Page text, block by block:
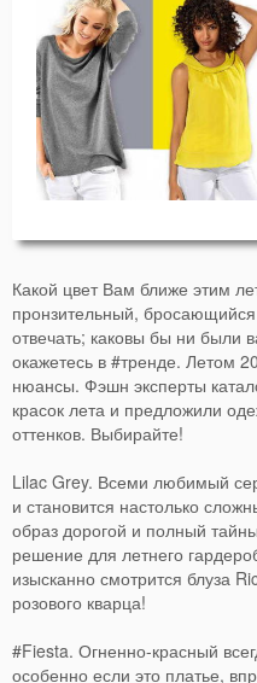
Какой цвет Вам ближе этим
пронзительный,
отвечать; каковы бы ни были
окажетесь в #тренде. Летом
нюансы. Фэшн эксперты
красок лета и предложили
оттенков. Выбирайте!
Lilac Grey. Всеми любимый
и становится настолько
образ дорогой и полный
решение для летнего
изысканно смотрится блуза
розового кварца!
#Fiesta. Огненно-красный
особенно если это платье,